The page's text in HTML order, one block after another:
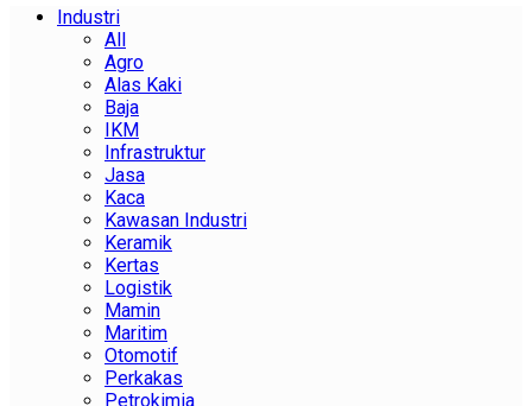
Industri
All
Agro
Alas Kaki
Baja
IKM
Infrastruktur
Jasa
Kaca
Kawasan Industri
Keramik
Kertas
Logistik
Mamin
Maritim
Otomotif
Perkakas
Petrokimia